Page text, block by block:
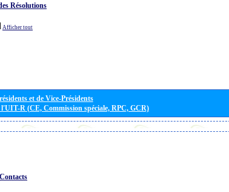
Résolutions
Afficher tout
et de Vice-Présidents
R (CE, Commission spéciale, RPC, GCR)
Contacts